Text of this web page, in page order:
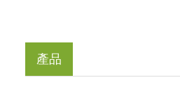
產品